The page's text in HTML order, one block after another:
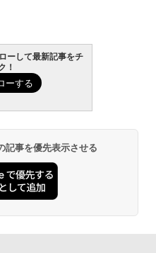
ーして最新記事をチ
！
記事を優先表示させる